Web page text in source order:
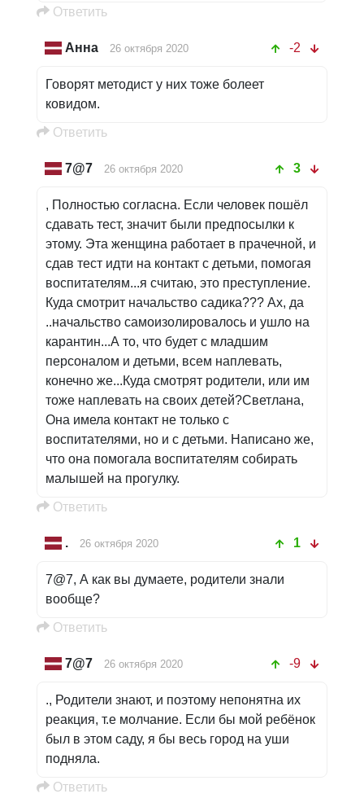
Oтветить
Анна 26 октября 2020 -2
Говорят методист у них тоже болеет
ковидом.
Oтветить
7@7 26 октября 2020 3
, Полностью согласна. Если человек пошёл
сдавать тест, значит были предпосылки к
этому. Эта женщина работает в прачечной, и
сдав тест идти на контакт с детьми, помогая
воспитателям...я считаю, это преступление.
Куда смотрит начальство садика??? Ах, да
..начальство самоизолировалось и ушло на
карантин...А то, что будет с младшим
персоналом и детьми, всем наплевать,
конечно же...Куда смотрят родители, или им
тоже наплевать на своих детей?Светлана,
Она имела контакт не только с
воспитателями, но и с детьми. Написано же,
что она помогала воспитателям собирать
малышей на прогулку.
Oтветить
. 26 октября 2020 1
7@7, А как вы думаете, родители знали
вообще?
Oтветить
7@7 26 октября 2020 -9
., Родители знают, и поэтому непонятна их
реакция, т.е молчание. Если бы мой ребёнок
был в этом саду, я бы весь город на уши
подняла.
Oтветить